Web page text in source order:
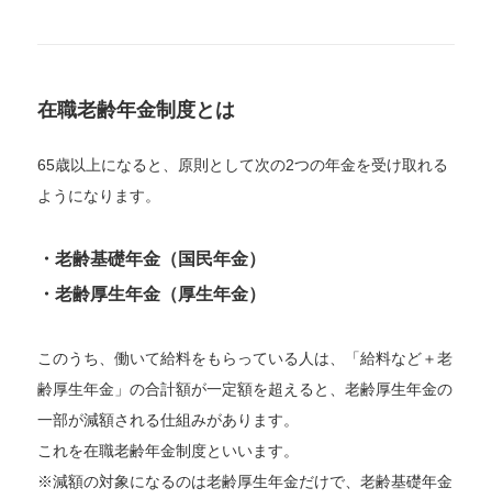
在職老齢年金制度とは
65歳以上になると、原則として次の2つの年金を受け取れる
ようになります。
・老齢基礎年金（国民年金）
・老齢厚生年金（厚生年金）
このうち、働いて給料をもらっている人は、「給料など＋老
齢厚生年金」の合計額が一定額を超えると、老齢厚生年金の
一部が減額される仕組みがあります。
これを在職老齢年金制度といいます。
※減額の対象になるのは老齢厚生年金だけで、老齢基礎年金